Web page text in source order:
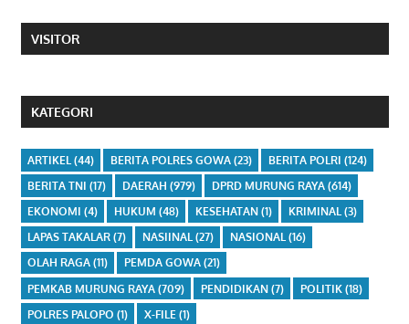
VISITOR
KATEGORI
ARTIKEL (44) BERITA POLRES GOWA(23) BERITA POLRI (124)
BERITA TNI (17) DAERAH (979) DPRD MURUNG RAYA(614)
EKONOMI (4) HUKUM (48) KESEHATAN(1) KRIMINAL(3)
LAPAS TAKALAR(7) NASIINAL(27) NASIONAL(16)
OLAH RAGA(11) PEMDA GOWA(21)
PEMKAB MURUNG RAYA(709) PENDIDIKAN(7) POLITIK(18)
POLRES PALOPO (1) X-FILE (1)